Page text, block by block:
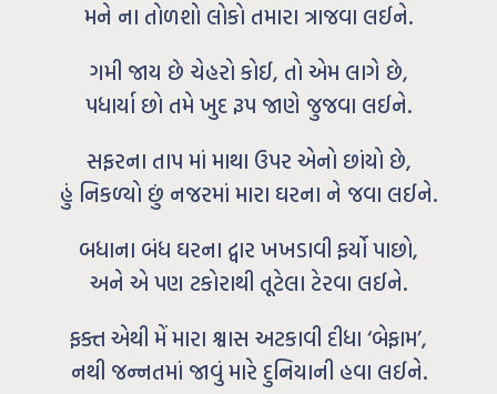
મને ના તોળશો લોકો તમારા ત્રાજવા લઈને.
ગમી જાય છે ચેહરો કોઈ, તો એમ લાગે છે,
પધાર્યા છો તમે ખુદ રૂપ જાણે જુજવા લઈને.
સફરના તાપ માં માથા ઉપર એનો છાંયો છે,
હું નિકળ્યો છું નજરમાં મારા ઘરના ને જવા લઈને.
બધાના બંધ ઘરના દ્વાર ખખડાવી ફર્યો પાછો,
અને એ પણ ટકોરાથી તૂટેલા ટેરવા લઈને.
ફક્ત એથી મેં મારા શ્વાસ અટકાવી દીધા ‘બેફામ’,
નથી જન્નતમાં જાવું મારે દુનિયાની હવા લઈને.